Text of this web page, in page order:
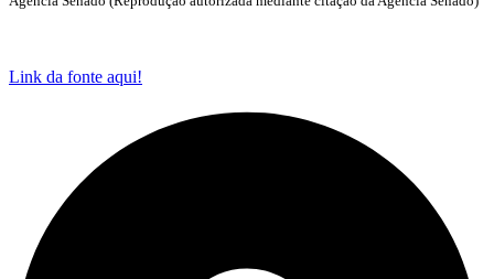
Link da fonte aqui!